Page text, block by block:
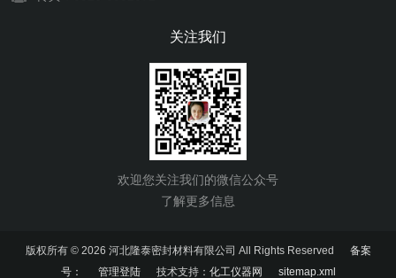
关注我们
欢迎您关注我们的微信公众号
了解更多信息
版权所有 © 2026 河北隆泰密封材料有限公司 All Rights Reserved 备案
号：
管理登陆技术支持： 化工仪器网 sitemap.xml